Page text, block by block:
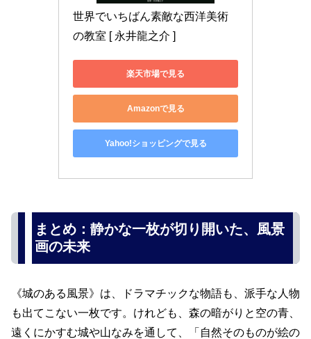
世界でいちばん素敵な西洋美術
の教室 [ 永井龍之介 ]
楽天市場で見る
Amazonで見る
Yahoo!ショッピングで見る
まとめ：静かな一枚が切り開いた、風景
画の未来
《城のある風景》は、ドラマチックな物語も、派手な人物
も出てこない一枚です。けれども、森の暗がりと空の青、
遠くにかすむ城や山なみを通して、「自然そのものが絵の